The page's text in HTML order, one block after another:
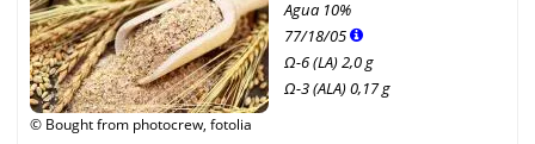
© Bought from photocrew, fotolia
Agua 10%
77/18/05
Ω-6 (LA) 2,0 g
Ω-3 (ALA) 0,17 g